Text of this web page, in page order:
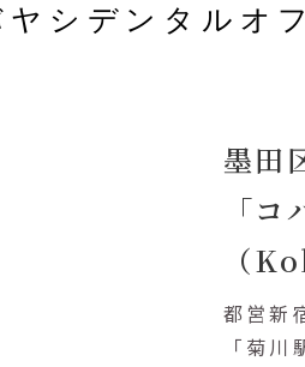
シデンタルオ
墨田
「
（
都営新
「菊川